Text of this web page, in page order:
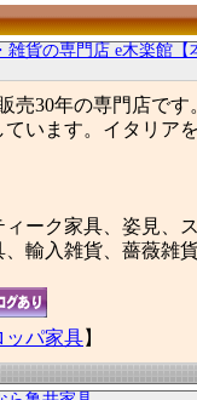
雑貨の専門店 e木楽館【
売30年の専門店で
います。イタリア
ーク家具、姿見、
、輸入雑貨、薔薇雑
ッパ家具】